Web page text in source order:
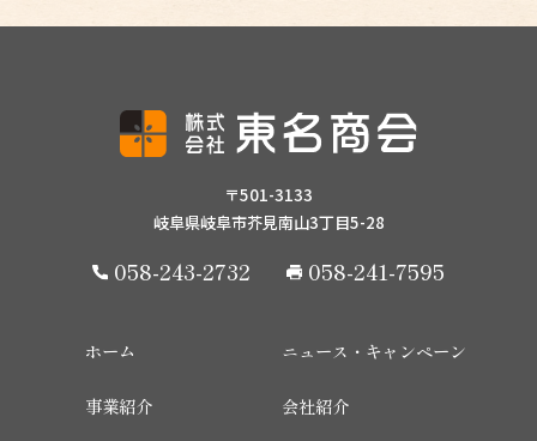
〒501-3133
岐阜県岐阜市芥見南山3丁目5-28
058-243-2732 058-241-7595
ホーム
事業紹介
ニュース・キャンペーン
会社紹介